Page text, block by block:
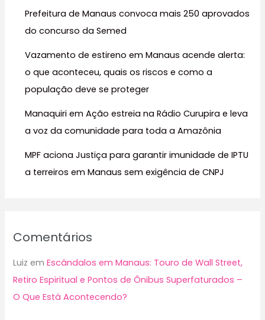
Prefeitura de Manaus convoca mais 250 aprovados
do concurso da Semed
Vazamento de estireno em Manaus acende alerta:
o que aconteceu, quais os riscos e como a
população deve se proteger
Manaquiri em Ação estreia na Rádio Curupira e leva
a voz da comunidade para toda a Amazônia
MPF aciona Justiça para garantir imunidade de IPTU
a terreiros em Manaus sem exigência de CNPJ
Comentários
Luiz emEscândalos em Manaus: Touro de Wall Street,
Retiro Espiritual e Pontos de Ônibus Superfaturados –
O Que Está Acontecendo?